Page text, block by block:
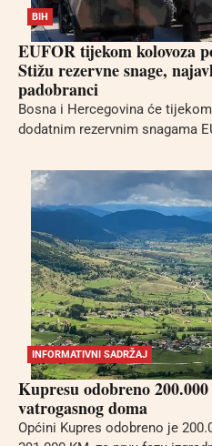
BIH
EUFOR tijekom kolovoza
Stižu rezervne snage,
padobranci
Bosna i Hercegovina će
dodatnim rezervnim snagama
INFORMATIVNI SADRŽAJ
Kupresu odobreno
vatrogasnog doma
Općini Kupres odobreno je